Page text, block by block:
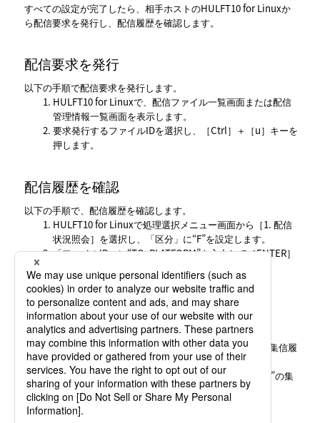
すべての設定が完了したら、相手ホストのHULFT10 for Linuxか
ら配信要求を発行し、配信履歴を確認します。
配信要求を発行
以下の手順で配信要求を発行します。
HULFT10 for Linuxで、配信ファイル一覧画面または配信
管理情報一覧画面を表示します。
要求発行するファイルIDを選択し、
Ctrl ＋ u
キーを
押します。
配信履歴を確認
以下の手順で、配信履歴を確認します。
HULFT10 for Linuxで処理選択メニュー画面から
1. 配信
状況照会
を選択し、 区分
に“F”を設定します。
ファイルID
に“TO_PLATFORM”を入力して
ENTER
集信履歴を確認
以下の手順で、集信履歴を確認します。
HULFT10の
ホーム > Main > 状況照会
集信履
歴
をクリックします。
集信履歴画面で、 ファイルID
が“TO_PLATFORM”の集
信履歴をクリックします。